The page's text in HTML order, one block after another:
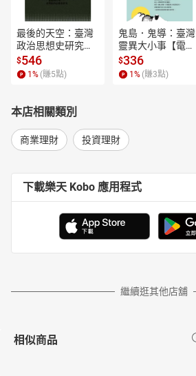
最後的天空：臺灣
政治思想史研究
【電子書】
$546
1 % (賺5點)
鬼島．鬼導：臺灣
靈異大小事【電子
書】
$336
1 % (賺3點)
本店相關類別
商業理財 投資理財
下載樂天 Kobo 應用程式
繼續逛其他店舖
相似商品